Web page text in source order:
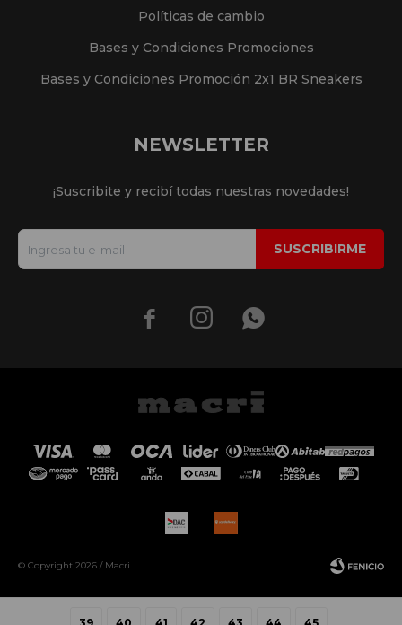
39 40 41 42 43 44 45
Políticas de cambio
Bases y Condiciones Promociones
Bases y Condiciones Promoción 2x1 BR Sneakers
NEWSLETTER
¡Suscribite y recibí todas nuestras novedades!
SUSCRIBIRME
  
© Copyright 2026 / Macri